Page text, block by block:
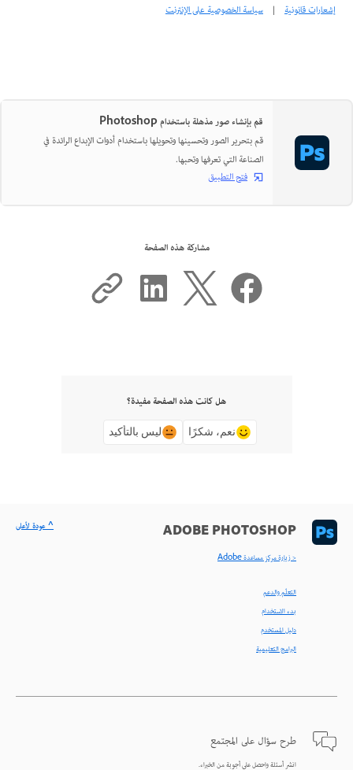
إشعارات قانونية | سياسة الخصوصية على الإنترنت
قم بإنشاء صور مذهلة باستخدام Photoshop
قم بتحرير الصور وتحسينها وتحويلها باستخدام أدوات الإبداع الرائدة في
الصناعة التي تعرفها وتحبها.
فتح التطبيق
مشاركة هذه الصفحة
هل كانت هذه الصفحة مفيدة؟
نعم، شكرًا ليس بالتأكيد
ADOBE PHOTOSHOP
< زيارة مركز مساعدة Adobe
التعلّم والدعم
بدء الاستخدام
دليل المستخدم
البرامج التعليمية
طرح سؤال على المجتمع
انشر أسئلة واحصل على أجوبة من الخبراء.
^ عودة لأعلى